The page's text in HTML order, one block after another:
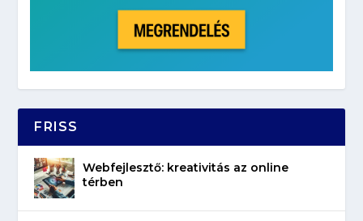
FRISS
Webfejlesztő: kreativitás az online
térben